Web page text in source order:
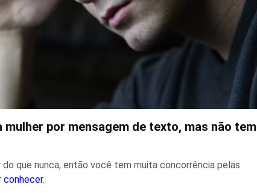
por mensagem de texto, mas não tem
que nunca, então você tem muita concorrência pelas
conhecer.